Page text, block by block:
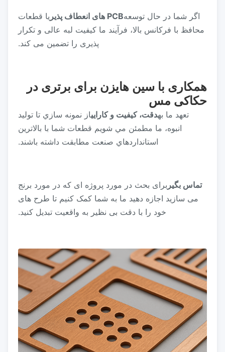
اگر شما در حال توسعهPCB های انعطاف پذیر
یا قطعات
محافظ با فرکانس بالا، فرآیند ما کیفیت لبه عالی و تکرار
پذیری را تضمین می کند.
همکاری با سین هایزن برای برتری در
حکاکی مس
تعهد ما به دقت، کیفیت و کاراییاز نمونه سازي تا توليد
انبوه، ما مطمئن مي شويم قطعات شما با بالاترين
استانداردهاي صنعت مطابقت داشته باشند.
تماس بگير برای بحث در مورد پروژه ای که در مورد برنج
می سازید اجازه دهید ما به شما کمک کنیم تا طرح های
خود را با دقت بی نظیر به واقعیت تبدیل کنید.